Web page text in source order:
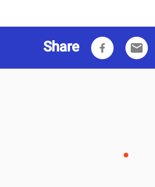
Share email